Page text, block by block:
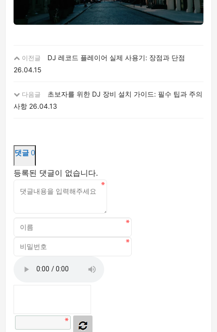
이전글
DJ 레코드 플레이어 실제 사용기: 장점과 단점
26.04.15
다음글
초보자를 위한 DJ 장비 설치 가이드: 필수 팁과 주의
사항 26.04.13
댓글 0
등록된 댓글이 없습니다.